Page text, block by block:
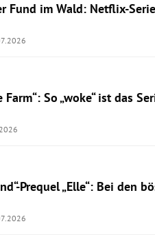
Fund im Wald: Netflix-
So „woke“ ist das
Prequel „Elle“: Bei den